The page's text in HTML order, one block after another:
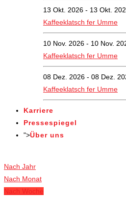
13 Okt. 2026 - 13 Okt.
Kaffeeklatsch fer Umme
10 Nov. 2026 - 10 Nov.
Kaffeeklatsch fer Umme
08 Dez. 2026 - 08 Dez.
Kaffeeklatsch fer Umme
Karriere
Pressespiegel
">Über uns
Nach Jahr
Nach Monat
Nach Woche